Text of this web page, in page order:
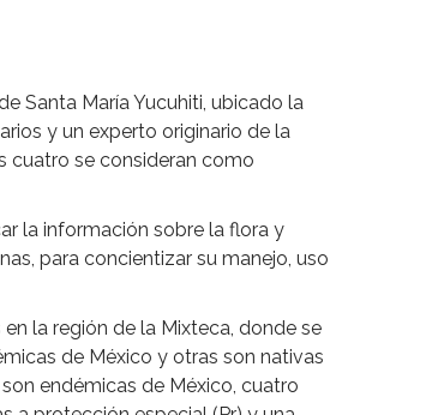
Santa María Yucuhiti, ubicado la
y un experto originario de la
cuatro se consideran como
la información sobre la flora y
para concientizar su manejo, uso
la región de la Mixteca, donde se
de México y otras son nativas
endémicas de México, cuatro